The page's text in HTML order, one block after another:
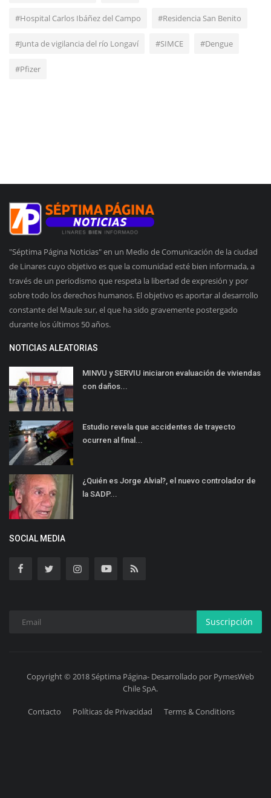
#Hospital Carlos Ibáñez del Campo #Residencia San Benito
#Junta de vigilancia del río Longaví #SIMCE #Dengue
#Pfizer
"Séptima Página Noticias" en un Medio de Comunicación de la ciudad
de Linares cuyo objetivo es que la comunidad esté bien informada, a
través de un periodismo que respeta la libertad de expresión y por
sobre todo los derechos humanos. El objetivo es aportar al desarrollo
constante del Maule sur, el que ha sido gravemente postergado
durante los últimos 50 años.
NOTICIAS ALEATORIAS
MINVU y SERVIU iniciaron evaluación de viviendas
con daños...
Estudio revela que accidentes de trayecto
ocurren al final...
¿Quién es Jorge Alvial?, el nuevo controlador de
la SADP...
SOCIAL MEDIA
Suscripción
Copyright © 2018 Séptima Página- Desarrollado por PymesWeb
Chile SpA.
Contacto Políticas de Privacidad Terms & Conditions